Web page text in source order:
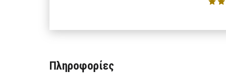
Πληροφορίες